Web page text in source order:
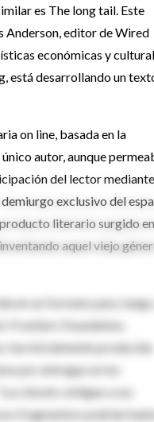
es The long tail. Este
Anderson, editor de Wired
económicas y
está desarrollando un
on line, basada en la
autor, aunque
del lector
exclusivo del
producto literario surgido
aquel viejo
en un formato para, luego,
Frontiers Foundation,
fue inicialmente producida
por entregas en los
blooks obligan a sus
fragmentos podrían